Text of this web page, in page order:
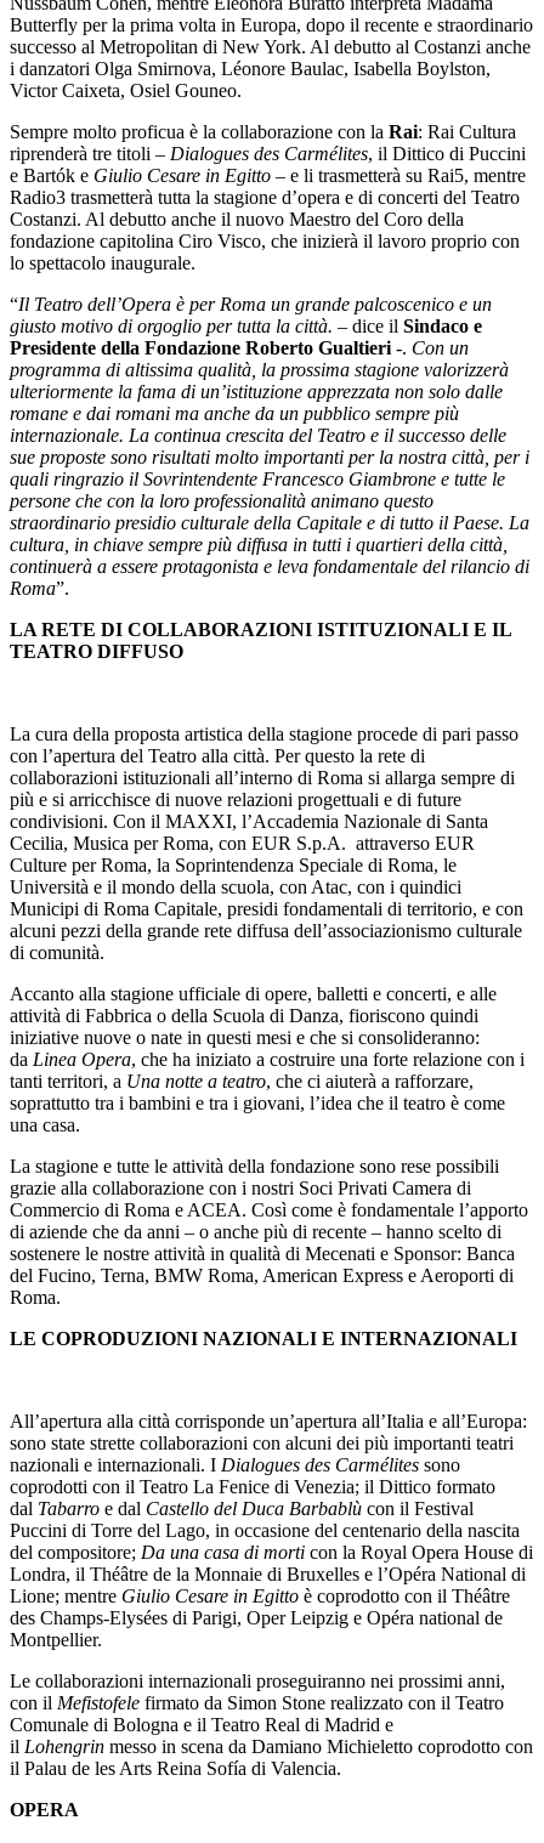
Butterfly per la prima volta in Europa, dopo il recente e straordinario
successo al Metropolitan di New York. Al debutto al Costanzi anche
i danzatori Olga Smirnova, Léonore Baulac, Isabella Boylston,
Victor Caixeta, Osiel Gouneo.
Sempre molto proficua è la collaborazione con la Rai: Rai Cultura
riprenderà tre titoli – Dialogues des Carmélites, il Dittico di Puccini
e Bartók e Giulio Cesare in Egitto – e li trasmetterà su Rai5, mentre
Radio3 trasmetterà tutta la stagione d’opera e di concerti del Teatro
Costanzi. Al debutto anche il nuovo Maestro del Coro della
fondazione capitolina Ciro Visco, che inizierà il lavoro proprio con
lo spettacolo inaugurale.
“Il Teatro dell’Opera è per Roma un grande palcoscenico e un
giusto motivo di orgoglio per tutta la città. – dice il Sindaco e
Presidente della Fondazione Roberto Gualtieri -. Con un
programma di altissima qualità, la prossima stagione valorizzerà
ulteriormente la fama di un’istituzione apprezzata non solo dalle
romane e dai romani ma anche da un pubblico sempre più
internazionale. La continua crescita del Teatro e il successo delle
sue proposte sono risultati molto importanti per la nostra città, per i
quali ringrazio il Sovrintendente Francesco Giambrone e tutte le
persone che con la loro professionalità animano questo
straordinario presidio culturale della Capitale e di tutto il Paese. La
cultura, in chiave sempre più diffusa in tutti i quartieri della città,
continuerà a essere protagonista e leva fondamentale del rilancio di
Roma”.
LA RETE DI COLLABORAZIONI ISTITUZIONALI E IL
TEATRO DIFFUSO
La cura della proposta artistica della stagione procede di pari passo
con l’apertura del Teatro alla città. Per questo la rete di
collaborazioni istituzionali all’interno di Roma si allarga sempre di
più e si arricchisce di nuove relazioni progettuali e di future
condivisioni. Con il MAXXI, l’Accademia Nazionale di Santa
Cecilia, Musica per Roma, con EUR S.p.A. attraverso EUR
Culture per Roma, la Soprintendenza Speciale di Roma, le
Università e il mondo della scuola, con Atac, con i quindici
Municipi di Roma Capitale, presidi fondamentali di territorio, e con
alcuni pezzi della grande rete diffusa dell’associazionismo culturale
di comunità.
Accanto alla stagione ufficiale di opere, balletti e concerti, e alle
attività di Fabbrica o della Scuola di Danza, fioriscono quindi
iniziative nuove o nate in questi mesi e che si consolideranno:
da Linea Opera, che ha iniziato a costruire una forte relazione con i
tanti territori, a Una notte a teatro, che ci aiuterà a rafforzare,
soprattutto tra i bambini e tra i giovani, l’idea che il teatro è come
una casa.
La stagione e tutte le attività della fondazione sono rese possibili
grazie alla collaborazione con i nostri Soci Privati Camera di
Commercio di Roma e ACEA. Così come è fondamentale l’apporto
di aziende che da anni – o anche più di recente – hanno scelto di
sostenere le nostre attività in qualità di Mecenati e Sponsor: Banca
del Fucino, Terna, BMW Roma, American Express e Aeroporti di
Roma.
LE COPRODUZIONI NAZIONALI E INTERNAZIONALI
All’apertura alla città corrisponde un’apertura all’Italia e all’Europa:
sono state strette collaborazioni con alcuni dei più importanti teatri
nazionali e internazionali. I Dialogues des Carmélites sono
coprodotti con il Teatro La Fenice di Venezia; il Dittico formato
dal Tabarro e dal Castello del Duca Barbablù con il Festival
Puccini di Torre del Lago, in occasione del centenario della nascita
del compositore; Da una casa di morti con la Royal Opera House di
Londra, il Théâtre de la Monnaie di Bruxelles e l’Opéra National di
Lione; mentre Giulio Cesare in Egitto è coprodotto con il Théâtre
des Champs-Elysées di Parigi, Oper Leipzig e Opéra national de
Montpellier.
Le collaborazioni internazionali proseguiranno nei prossimi anni,
con il Mefistofele firmato da Simon Stone realizzato con il Teatro
Comunale di Bologna e il Teatro Real di Madrid e
il Lohengrin messo in scena da Damiano Michieletto coprodotto con
il Palau de les Arts Reina Sofía di Valencia.
OPERA